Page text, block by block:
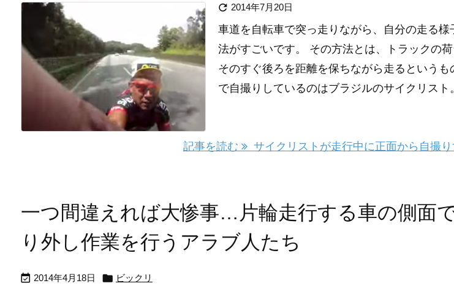
 2014年7月20日
車道を自転車で突っ走りながら、自分の走る
法がすごいです。 その方法とは、トラックの荷
そのすぐ後ろを距離を保ちながら走るという
で自撮りしているのはブラジルのサイクリスト
記事を読む サイクリストが走行中に正面から自撮
一つ間違えれば大惨事…片輪走行する車の側面
り外し作業を行うアラブ人たち
 2014年4月18日  ビックリ